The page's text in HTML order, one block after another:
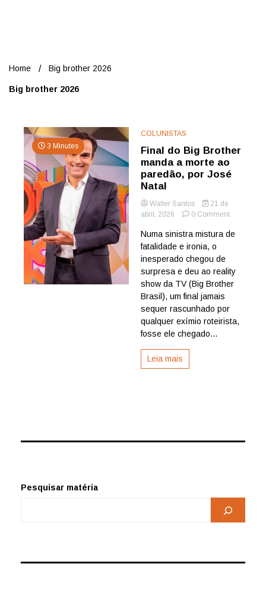
Home Big brother 2026
Big brother 2026
3 Minutes
COLUNISTAS
Final do Big Brother
manda a morte ao
paredão, por José
Natal
Walter Santos
21 de
abril, 2026
0 Commenton
do
manda
a
morte
paredão,
por
Numa sinistra mistura de
fatalidade e ironia, o
inesperado chegou de
surpresa e deu ao reality
show da TV (Big Brother
Brasil), um final jamais
sequer rascunhado por
qualquer exímio roteirista,
fosse ele chegado...
Leia mais
Pesquisar matéria